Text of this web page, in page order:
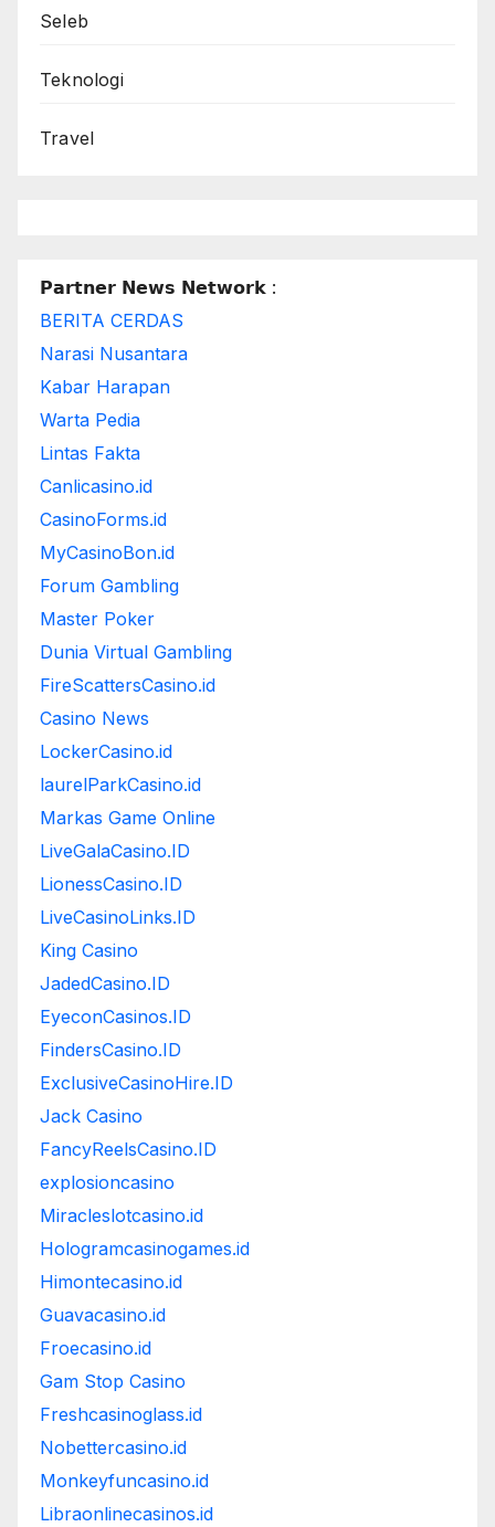
Seleb
Teknologi
Travel
𝗣𝗮𝗿𝘁𝗻𝗲𝗿 𝗡𝗲𝘄𝘀 𝗡𝗲𝘁𝘄𝗼𝗿𝗸 :
BERITA CERDAS
Narasi Nusantara
Kabar Harapan
Warta Pedia
Lintas Fakta
Canlicasino.id
CasinoForms.id
MyCasinoBon.id
Forum Gambling
Master Poker
Dunia Virtual Gambling
FireScattersCasino.id
Casino News
LockerCasino.id
laurelParkCasino.id
Markas Game Online
LiveGalaCasino.ID
LionessCasino.ID
LiveCasinoLinks.ID
King Casino
JadedCasino.ID
EyeconCasinos.ID
FindersCasino.ID
ExclusiveCasinoHire.ID
Jack Casino
FancyReelsCasino.ID
explosioncasino
Miracleslotcasino.id
Hologramcasinogames.id
Himontecasino.id
Guavacasino.id
Froecasino.id
Gam Stop Casino
Freshcasinoglass.id
Nobettercasino.id
Monkeyfuncasino.id
Libraonlinecasinos.id